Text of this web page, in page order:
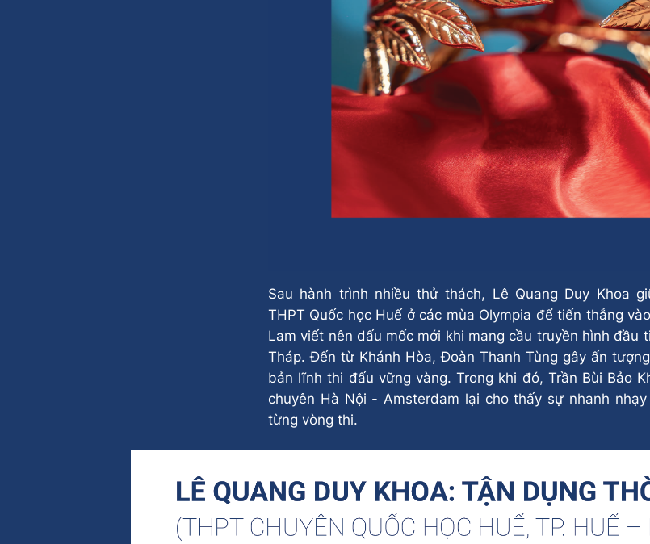
Sau hành trình nhiều thử thách, Lê Quang Duy Khoa
THPT Quốc học Huế ở các mùa Olympia để tiến thẳng
Lam viết nên dấu mốc mới khi mang cầu truyền hình đầu
Tháp. Đến từ Khánh Hòa, Đoàn Thanh Tùng gây ấn
bản lĩnh thi đấu vững vàng. Trong khi đó, Trần Bùi Bảo
chuyên Hà Nội - Amsterdam lại cho thấy sự nhanh
từng vòng thi.